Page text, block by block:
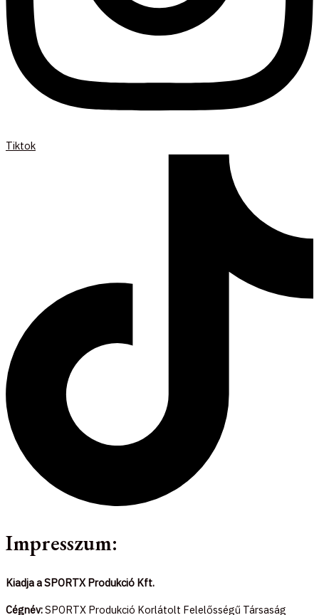
Tiktok
Impresszum:
Kiadja a SPORTX Produkció Kft.
Cégnév:SPORTX Produkció Korlátolt Felelősségű Társaság